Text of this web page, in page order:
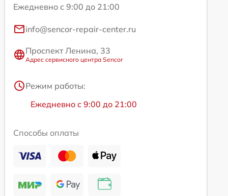
Ежедневно с 9:00 до 21:00
info@sencor-repair-center.ru
Проспект Ленина, 33
Адрес сервисного центра Sencor
Режим работы:
Ежедневно с 9:00 до 21:00
Способы оплаты